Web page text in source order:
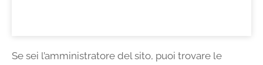
Se sei l’amministratore del sito, puoi trovare le